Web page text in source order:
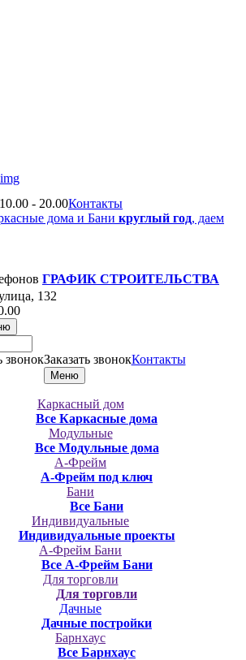
- 20.00Контакты
дома и Бани круглый год, даем
ГРАФИК СТРОИТЕЛЬСТВА
132
Заказать звонокКонтакты
Меню
Каркасный дом
Все Каркасные дома
Модульные
Все Модульные дома
А-Фрейм
А-Фрейм под ключ
Бани
Все Бани
Индивидуальные
Индивидуальные проекты
А-Фрейм Бани
Все А-Фрейм Бани
Для торговли
Для торговли
Дачные
Дачные постройки
Барнхаус
Все Барнхаус